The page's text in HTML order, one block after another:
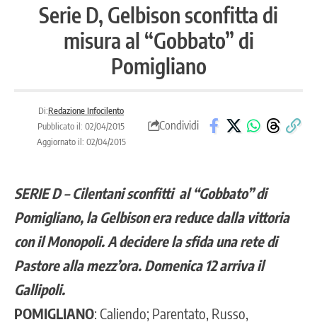
Serie D, Gelbison sconfitta di
misura al “Gobbato” di
Pomigliano
Di:Redazione Infocilento
Pubblicato il: 02/04/2015
Aggiornato il: 02/04/2015
Condividi
SERIE D – Cilentani sconfitti al “Gobbato” di
Pomigliano, la Gelbison era reduce dalla vittoria
con il Monopoli. A decidere la sfida una rete di
Pastore alla mezz’ora. Domenica 12 arriva il
Gallipoli.
POMIGLIANO: Caliendo; Parentato, Russo,